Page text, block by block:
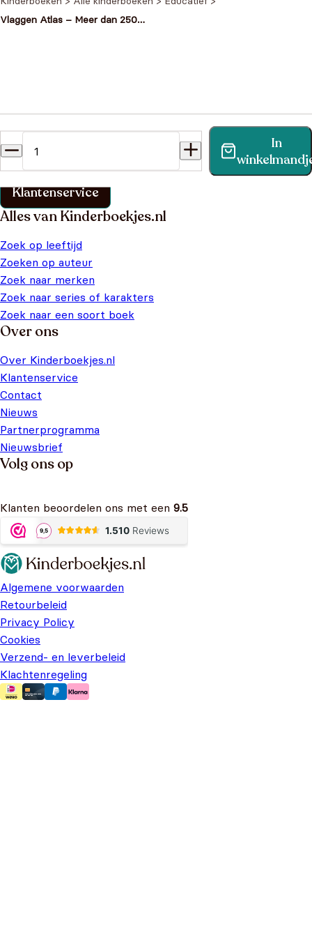
Vlaggen Atlas – Meer dan 250
In
Vind binnen no-time antwoord op je vraag op onze
klantenservice pagina.
Klantenservice
Alles van Kinderboekjes.nl
Zoek op leeftijd
Zoeken op auteur
Zoek naar merken
Zoek naar series of karakters
Zoek naar een soort boek
Over ons
Over Kinderboekjes.nl
Klantenservice
Contact
Nieuws
Partnerprogramma
Nieuwsbrief
Volg ons op
Klanten beoordelen ons met een 9.5
Algemene voorwaarden
Retourbeleid
Privacy Policy
Cookies
Verzend- en leverbeleid
Klachtenregeling